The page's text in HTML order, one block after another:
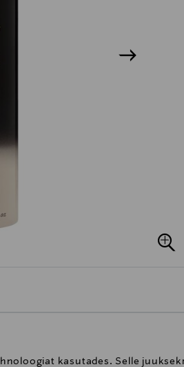
kasutades. Selle